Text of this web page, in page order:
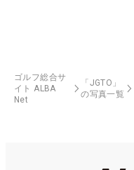
ゴルフ総合サ
イト ALBA
Net
「JGTO」
の写真一覧